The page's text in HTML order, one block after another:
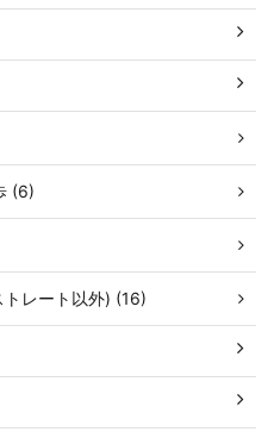
(6)
レート以外) (16)